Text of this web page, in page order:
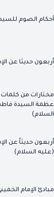
أحكام الصوم للسيد
أربعون حديثا عن
مختارات من كلمات
عظمة السيدة
السلام)
أربعون حديثاً عن
(عليه السلام)
مبادئ الإمام